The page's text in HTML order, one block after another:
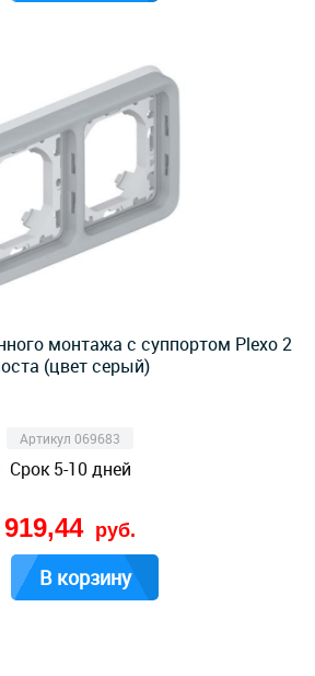
монтажа с суппортом Plexo 2
(цвет серый)
Артикул 069683
Срок 5-10 дней
919,44 руб.
В корзину